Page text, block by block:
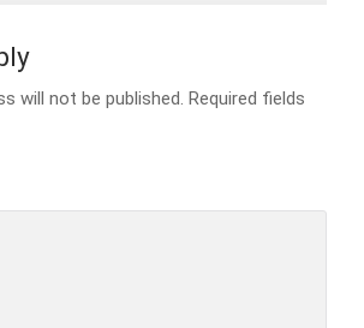
will not be published. Required fields